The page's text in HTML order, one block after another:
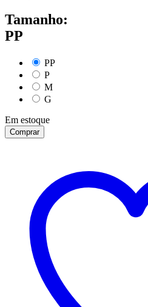
Tamanho:
PP
PP
P
M
G
Em estoque
Comprar